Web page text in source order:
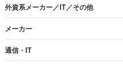
外資系メーカー／IT／その他
メーカー
通信・IT